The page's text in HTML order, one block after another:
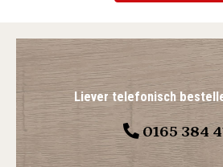
Liever telefonisch
0165 384